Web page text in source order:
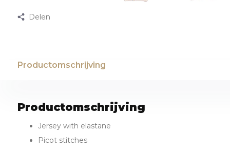
Delen
Productomschrijving
Productomschrijving
Jersey with elastane
Picot stitches